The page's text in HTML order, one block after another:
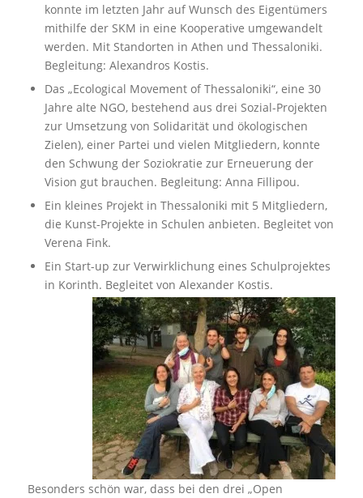
konnte im letzten Jahr auf Wunsch des Eigentümers
mithilfe der SKM in eine Kooperative umgewandelt
werden. Mit Standorten in Athen und Thessaloniki.
Begleitung: Alexandros Kostis.
Das „Ecological Movement of Thessaloniki“, eine 30
Jahre alte NGO, bestehend aus drei Sozial-Projekten
zur Umsetzung von Solidarität und ökologischen
Zielen), einer Partei und vielen Mitgliedern, konnte
den Schwung der Soziokratie zur Erneuerung der
Vision gut brauchen. Begleitung: Anna Fillipou.
Ein kleines Projekt in Thessaloniki mit 5 Mitgliedern,
die Kunst-Projekte in Schulen anbieten. Begleitet von
Verena Fink.
Ein Start-up zur Verwirklichung eines Schulprojektes
in Korinth. Begleitet von Alexander Kostis.
Besonders schön war, dass bei den drei „Open